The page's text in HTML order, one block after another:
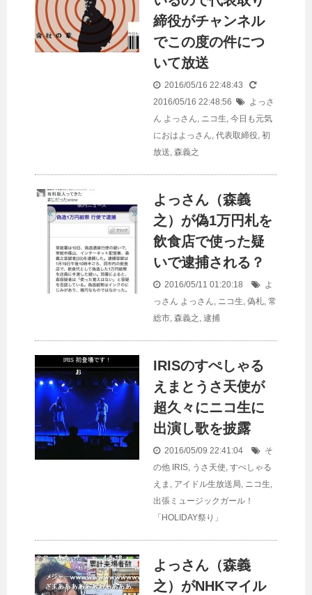
締役がチャンネル
でこの度の件につ
いて放送
2016/05/16 22:48:43
2016/05/16 22:48:56
よっさ
ん よっさん, ニコ生, 今日も元気
におはよっさん, 代表取締役, 初
放送, 森義之
よっさん（森義
之）が偽1万円札を
飲食店で使った疑
いで逮捕される？
2016/05/11 01:20:18
よ
っさん よっさん, ニコ生, 偽札, 常
総市, 森義之 , 逮捕
IRISのすぺしゃる
えまとうさ天使が
超久々にニコ生に
出演し歌を披露
2016/05/09 22:41:04
そ
の他 IRIS, うさ天使, すぺしゃる
えま , アイドル生放送局, ニコ生,
出張ミュージックガール！
「HOLIDAY祭り」
よっさん（森義
之）がNHKマイル